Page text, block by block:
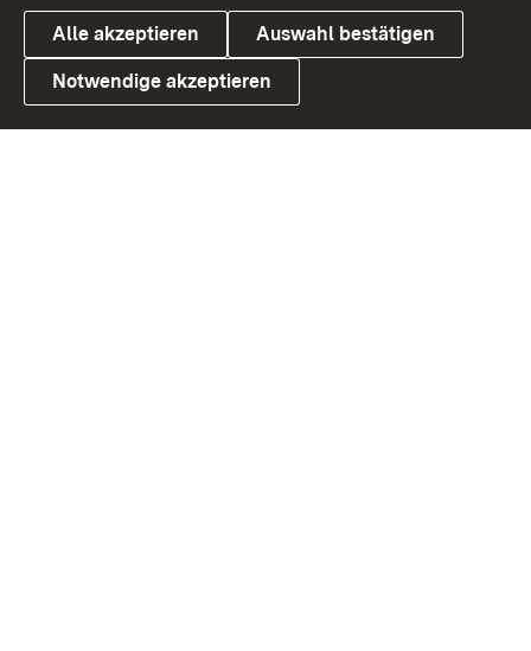
Link zum Landesportal
Alle akzeptieren Auswahl bestätigen
Notwendige akzeptieren